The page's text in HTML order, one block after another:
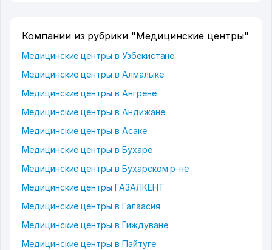
Компании из рубрики "Медицинские центры"
Медицинские центры в Узбекистане
Медицинские центры в Алмалыке
Медицинские центры в Ангрене
Медицинские центры в Андижане
Медицинские центры в Асаке
Медицинские центры в Бухаре
Медицинские центры в Бухарском р-не
Медицинские центры ГАЗАЛКЕНТ
Медицинские центры в Галаасия
Медицинские центры в Гиждуване
Медицинские центры в Пайтуге